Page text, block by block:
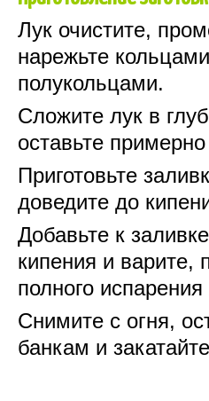
Лук очистите,
нарежьте
полукольцами.
Сложите лук в
оставьте примерно
Приготовьте
доведите до
Добавьте к
кипения и варите,
полного
Снимите с огня,
банкам и